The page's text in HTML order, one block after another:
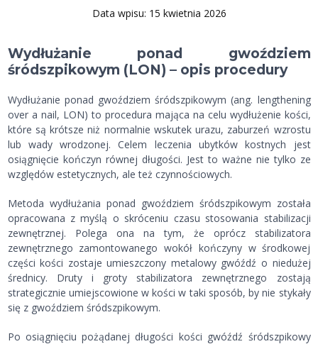
Data wpisu: 15 kwietnia 2026
Wydłużanie ponad gwoździem
śródszpikowym (LON) – opis procedury
Wydłużanie ponad gwoździem śródszpikowym (ang. lengthening
over a nail, LON) to procedura mająca na celu wydłużenie kości,
które są krótsze niż normalnie wskutek urazu, zaburzeń wzrostu
lub wady wrodzonej. Celem leczenia ubytków kostnych jest
osiągnięcie kończyn równej długości. Jest to ważne nie tylko ze
względów estetycznych, ale też czynnościowych.
Metoda wydłużania ponad gwoździem śródszpikowym została
opracowana z myślą o skróceniu czasu stosowania stabilizacji
zewnętrznej. Polega ona na tym, że oprócz stabilizatora
zewnętrznego zamontowanego wokół kończyny w środkowej
części kości zostaje umieszczony metalowy gwóźdź o niedużej
średnicy. Druty i groty stabilizatora zewnętrznego zostają
strategicznie umiejscowione w kości w taki sposób, by nie stykały
się z gwoździem śródszpikowym.
Po osiągnięciu pożądanej długości kości gwóźdź śródszpikowy